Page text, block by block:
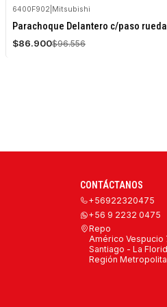
-10%
OFF
Agotado
6400F902 Mitsubishi
Parachoque Delantero c/paso rueda
$86.900$96.556
CONTÁCTANOS
+56922320475
+56 9 2232 0475
Repo
Américo Vespucio
Santiago - La
Región